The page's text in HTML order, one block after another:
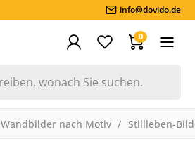
info@dovido.de
0
Wandbilder nach Motiv Stillleben-